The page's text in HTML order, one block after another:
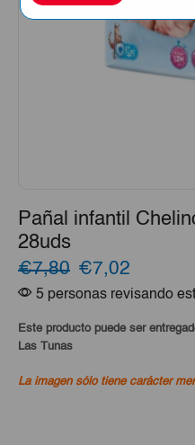
Pañal infantil
28uds
€7,80 El
precio
original
€7,80.
€7,02
precio
actual
€7,02.
5 personas revisando
Este producto puede ser
Las Tunas
La imagen sólo tiene carácter